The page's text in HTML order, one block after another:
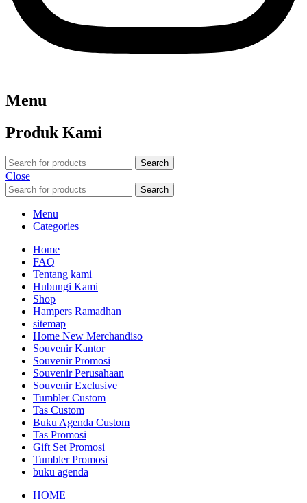
Menu
Produk Kami
Search
Close
Search
Menu
Categories
Home
FAQ
Tentang kami
Hubungi Kami
Shop
Hampers Ramadhan
sitemap
Home New Merchandiso
Souvenir Kantor
Souvenir Promosi
Souvenir Perusahaan
Souvenir Exclusive
Tumbler Custom
Tas Custom
Buku Agenda Custom
Tas Promosi
Gift Set Promosi
Tumbler Promosi
buku agenda
HOME